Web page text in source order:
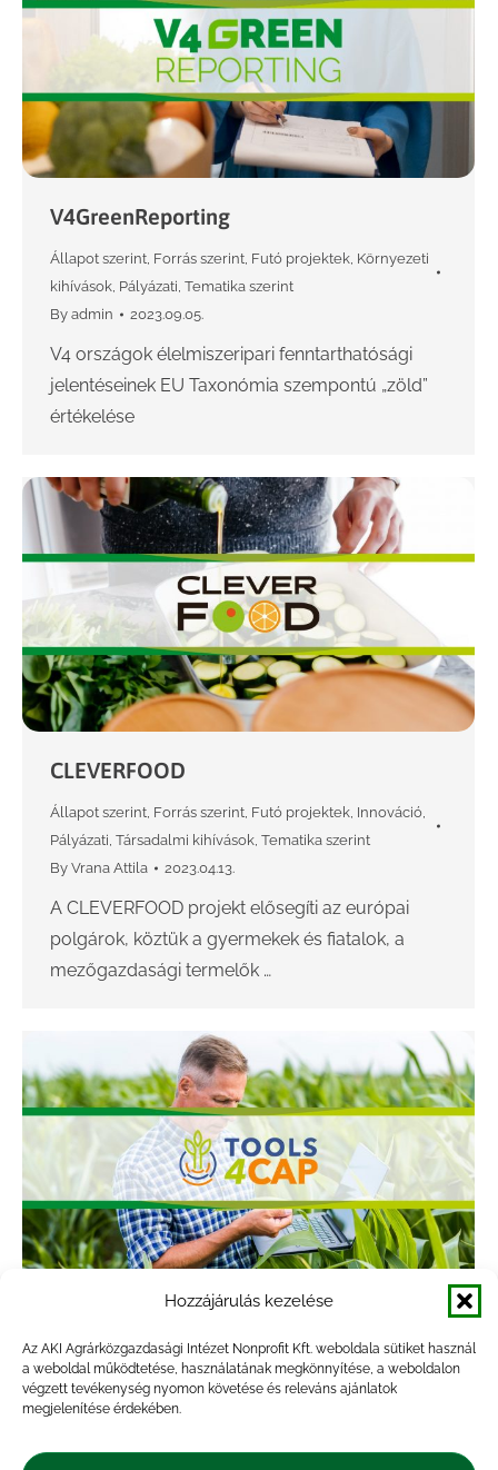
Hozzájárulás kezelése
Az AKI Agrárközgazdasági Intézet Nonprofit Kft. weboldala sütiket használ
a weboldal működtetése, használatának megkönnyítése, a weboldalon
végzett tevékenység nyomon követése és releváns ajánlatok
megjelenítése érdekében.
V4GreenReporting
Állapot szerint, Forrás szerint, Futó projektek, Környezeti
kihívások, Pályázati, Tematika szerint
By admin 2023.09.05.
V4 országok élelmiszeripari fenntarthatósági
jelentéseinek EU Taxonómia szempontú „zöld”
értékelése
CLEVERFOOD
Állapot szerint, Forrás szerint, Futó projektek, Innováció,
Pályázati, Társadalmi kihívások, Tematika szerint
By Vrana Attila 2023.04.13.
A CLEVERFOOD projekt elősegíti az európai
polgárok, köztük a gyermekek és fiatalok, a
mezőgazdasági termelők …
Állapot szerint,Döntéstámogató modellezés,Forrás
szerint,Futó projektek , Közös Agrárpolitika ,Pályázati
ByVrana Attila 2023.04.12.